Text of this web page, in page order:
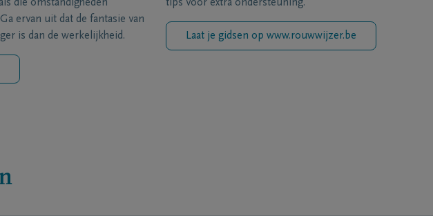
die omstandigheden
ervan uit dat de fantasie van
is dan de werkelijkheid.
tips voor extra ondersteuning.
Laat je gidsen op www.rouwwijzer.be